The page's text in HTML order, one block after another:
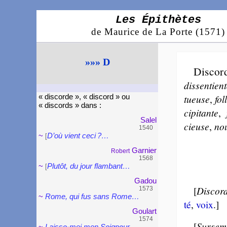
Les Épithètes
de Maurice de La Porte (1571)
»»» D
« discorde », « discord » ou
« discords » dans :
Salel
1540
~ [D’où vient ceci ?…
RobertGar­nier
1568
~ [Plutôt, du jour flam­bant…
Gadou
1573
~Rome, qui fus sans Rome…
Gou­lart
1574
tueuse,
ci­pi­tante,
cieuse,
[
té, voix.]